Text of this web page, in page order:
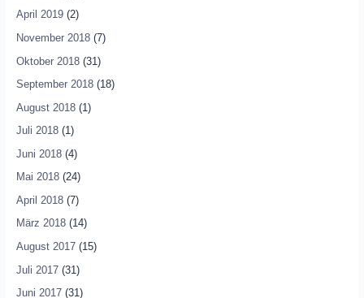
April 2019(2)
November 2018(7)
Oktober 2018(31)
September 2018(18)
August 2018(1)
Juli 2018(1)
Juni 2018(4)
Mai 2018(24)
April 2018(7)
März 2018(14)
August 2017(15)
Juli 2017(31)
Juni 2017(31)